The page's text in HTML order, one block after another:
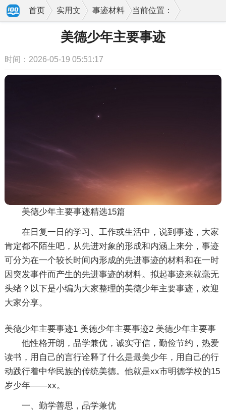
当前位置：
首页 实用文 事迹材料
美德少年主要事迹
时间：2026-05-19 05:51:17
美德少年主要事迹精选15篇
在日复一日的学习、工作或生活中，说到事迹，大家
肯定都不陌生吧，从先进对象的形成和内涵上来分，事迹
可分为在一个较长时间内形成的先进事迹的材料和在一时
因突发事件而产生的先进事迹的材料。拟起事迹来就毫无
头绪？以下是小编为大家整理的美德少年主要事迹，欢迎
大家分享。
美德少年主要事迹1
他性格开朗，品学兼优，诚实守信，勤俭节约，热爱
读书，用自己的言行诠释了什么是最美少年，用自己的行
动践行着中华民族的传统美德。他就是xx市明德学校的15
岁少年——xx。
一、勤学善思，品学兼优
美德少年主要事迹2 美德少年主要事